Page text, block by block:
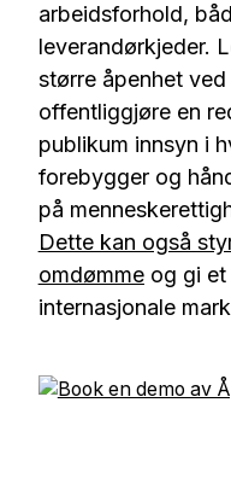
arbeidsforhold,
leverandørkjeder.
større åpenhet
offentliggjøre en
publikum innsyn i
forebygger og
på
Dette kan også
omdømmeog gi et
internasjonale